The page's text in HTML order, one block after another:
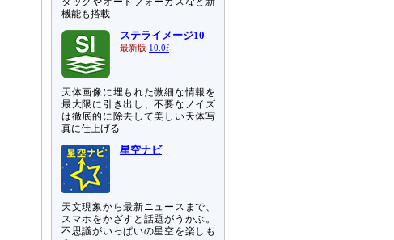
機能も搭載
ステライメージ10
最新版 10.0f
天体画像に埋もれた微細な情報を
最大限に引き出し、不要なノイズ
は徹底的に除去して美しい天体写
真に仕上げる
星空ナビ
天文現象から最新ニュースまで、
スマホをかざすと話題がうかぶ。
不思議がいっぱいの星空を楽しも